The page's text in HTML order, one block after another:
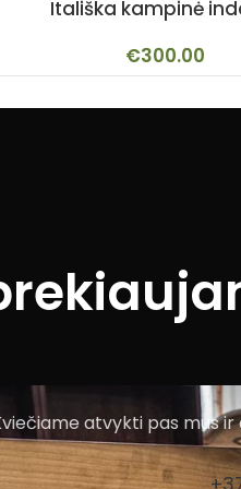
Itališka kampinė
€300.00
atvykti pas mus